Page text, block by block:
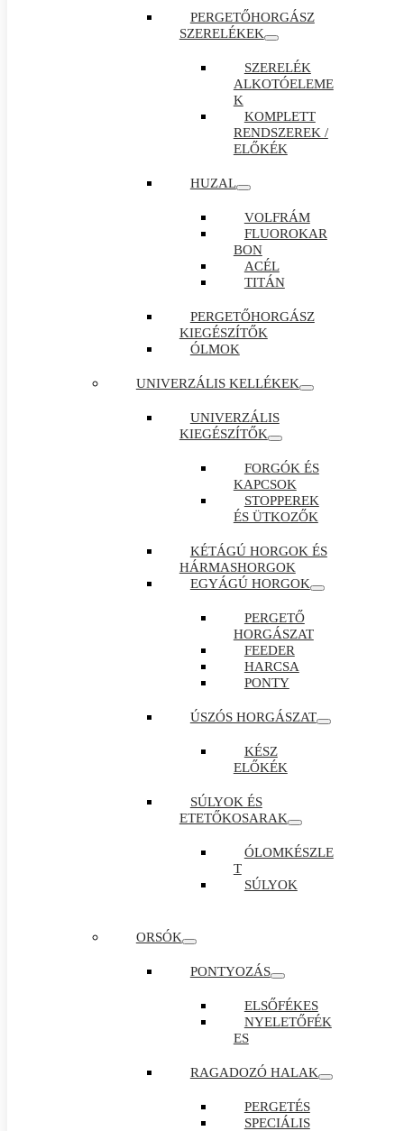
PERGETŐHORGÁSZ
SZERELÉKEK
SZERELÉK
ALKOTÓELEME
K
KOMPLETT
RENDSZEREK /
ELŐKÉK
HUZAL
VOLFRÁM
FLUOROKAR
BON
ACÉL
TITÁN
PERGETŐHORGÁSZ
KIEGÉSZÍTŐK
ÓLMOK
UNIVERZÁLIS KELLÉKEK
UNIVERZÁLIS
KIEGÉSZÍTŐK
FORGÓK ÉS
KAPCSOK
STOPPEREK
ÉS ÜTKOZŐK
KÉTÁGÚ HORGOK ÉS
HÁRMASHORGOK
EGYÁGÚ HORGOK
PERGETŐ
HORGÁSZAT
FEEDER
HARCSA
PONTY
ÚSZÓS HORGÁSZAT
KÉSZ
ELŐKÉK
SÚLYOK ÉS
ETETŐKOSARAK
ÓLOMKÉSZLE
T
SÚLYOK
ORSÓK
PONTYOZÁS
ELSŐFÉKES
NYELETŐFÉK
ES
RAGADOZÓ HALAK
PERGETÉS
SPECIÁLIS